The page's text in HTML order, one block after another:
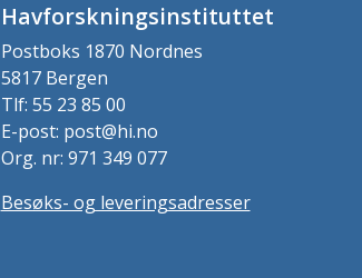
Havforskningsinstituttet
Postboks 1870 Nordnes
5817 Bergen
Tlf: 55 23 85 00
E-post: post@hi.no
Org. nr: 971 349 077
Besøks- og leveringsadresser